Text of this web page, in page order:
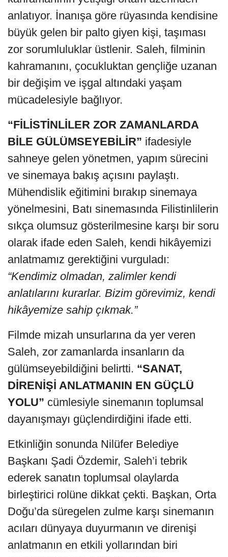
anlatıyor. İnanışa göre rüyasında kendisine
büyük gelen bir palto giyen kişi, taşıması
zor sorumluluklar üstlenir. Saleh, filminin
kahramanını, çocukluktan gençliğe uzanan
bir değişim ve işgal altındaki yaşam
mücadelesiyle bağlıyor.
“FİLİSTİNLİLER ZOR ZAMANLARDA
BİLE GÜLÜMSEYEBİLİR” ifadesiyle
sahneye gelen yönetmen, yapım sürecini
ve sinemaya bakış açısını paylaştı.
Mühendislik eğitimini bırakıp sinemaya
yönelmesini, Batı sinemasında Filistinlilerin
sıkça olumsuz gösterilmesine karşı bir soru
olarak ifade eden Saleh, kendi hikâyemizi
anlatmamız gerektiğini vurguladı:
“Kendimiz olmadan, zalimler kendi
anlatılarını kurarlar. Bizim görevimiz, kendi
hikâyemize sahip çıkmak.”
Filmde mizah unsurlarına da yer veren
Saleh, zor zamanlarda insanların da
gülümseyebildiğini belirtti. “SANAT,
DİRENİŞİ ANLATMANIN EN GÜÇLÜ
YOLU” cümlesiyle sinemanın toplumsal
dayanışmayı güçlendirdiğini ifade etti.
Etkinliğin sonunda Nilüfer Belediye
Başkanı Şadi Özdemir, Saleh’i tebrik
ederek sanatın toplumsal olaylarda
birleştirici rolüne dikkat çekti. Başkan, Orta
Doğu’da süregelen zulme karşı sinemanın
acıları dünyaya duyurmanın ve direnişi
anlatmanın en etkili yollarından biri